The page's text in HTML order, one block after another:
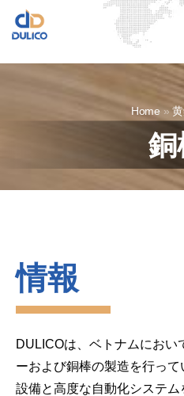
&
Home»
銅
情報
DULICOは、ベトナムにおい
ーおよび銅棒の製造を行っ
設備と高度な自動化システ